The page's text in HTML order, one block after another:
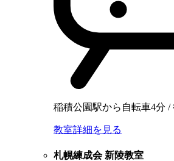
稲積公園駅から自転車4分 /
教室詳細を見る
札幌練成会 新陵教室